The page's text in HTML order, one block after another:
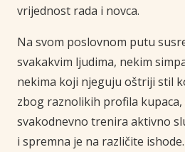
vrijednost rada i novca.
Na svom poslovnom putu
svakakvim ljudima, nekim
nekima koji njeguju oštriji stil
zbog raznolikih profila
svakodnevno trenira aktivno
i spremna je na različite